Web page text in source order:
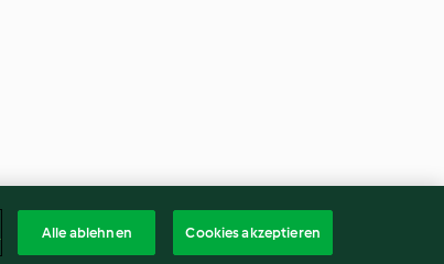
Alle ablehnen Cookies akzeptieren